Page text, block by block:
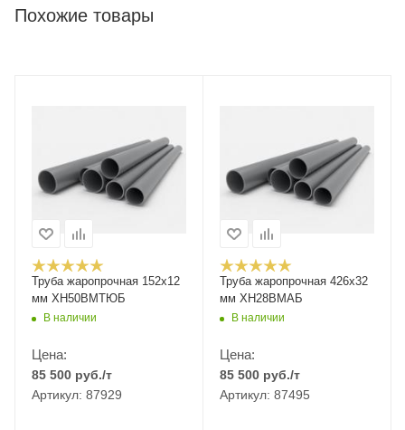
Похожие товары
Труба жаропрочная 152х12
мм ХН50ВМТЮБ
В наличии
Цена:
85 500 руб./т
Артикул: 87929
Труба жаропрочная 426х32
мм ХН28ВМАБ
В наличии
Цена:
85 500 руб./т
Артикул: 87495